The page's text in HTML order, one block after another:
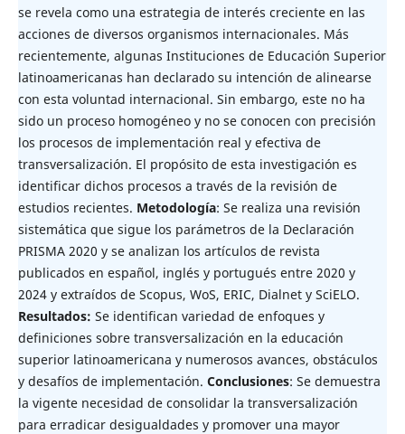
se revela como una estrategia de interés creciente en las
acciones de diversos organismos internacionales. Más
recientemente, algunas Instituciones de Educación Superior
latinoamericanas han declarado su intención de alinearse
con esta voluntad internacional. Sin embargo, este no ha
sido un proceso homogéneo y no se conocen con precisión
los procesos de implementación real y efectiva de
transversalización. El propósito de esta investigación es
identificar dichos procesos a través de la revisión de
estudios recientes. Metodología: Se realiza una revisión
sistemática que sigue los parámetros de la Declaración
PRISMA 2020 y se analizan los artículos de revista
publicados en español, inglés y portugués entre 2020 y
2024 y extraídos de Scopus, WoS, ERIC, Dialnet y SciELO.
Resultados: Se identifican variedad de enfoques y
definiciones sobre transversalización en la educación
superior latinoamericana y numerosos avances, obstáculos
y desafíos de implementación. Conclusiones: Se demuestra
la vigente necesidad de consolidar la transversalización
para erradicar desigualdades y promover una mayor